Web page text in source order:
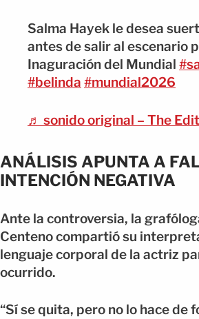
Salma Hayek le desea
antes de salir al escenario
Inaguración del Mundial
#belinda #mundial2026
♬ sonido original – The
ANÁLISIS APUNTA A
INTENCIÓN NEGATIVA
Ante la controversia, la
Centeno compartió su
lenguaje corporal de la actriz
ocurrido.
“Sí se quita, pero no lo hace de